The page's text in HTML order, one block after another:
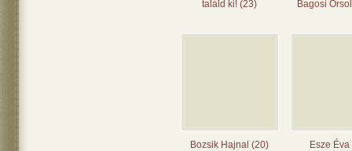
találd ki! (23) Bagosi
Bozsik Hajnal (20) Esze